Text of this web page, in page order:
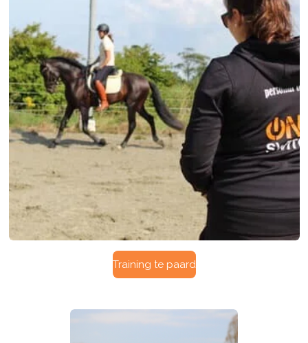
Training te paard